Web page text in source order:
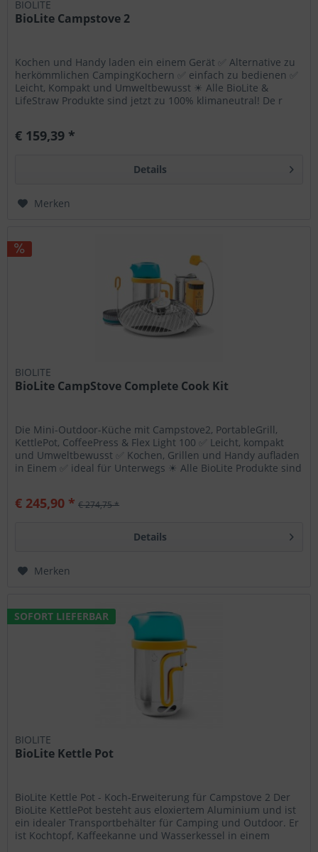
Wählen Sie nach Ihren individuellen Bedürfnissen
Technisch erforderlich
BIOLITE
BioLite Campstove 2
Kochen und Handy laden ein einem Gerät ✅ Alternative zu
herkömmlichen CampingKochern ✅ einfach zu bedienen ✅
Leicht, Kompakt und Umweltbewusst ☀ Alle BioLite &
LifeStraw Produkte sind jetzt zu 100% klimaneutral! De r
€ 159,39 *
Details
Merken
BIOLITE
BioLite CampStove Complete Cook Kit
Die Mini-Outdoor-Küche mit Campstove2, PortableGrill,
KettlePot, CoffeePress & Flex Light 100 ✅ Leicht, kompakt
und Umweltbewusst ✅ Kochen, Grillen und Handy aufladen
in Einem ✅ ideal für Unterwegs ☀ Alle BioLite Produkte sind
€ 245,90 * € 274,75 *
Details
Merken
SOFORT LIEFERBAR
BIOLITE
BioLite Kettle Pot
BioLite Kettle Pot - Koch-Erweiterung für Campstove 2 Der
BioLite KettlePot besteht aus eloxiertem Aluminium und ist
ein idealer Transportbehälter für Camping und Outdoor. Er
ist Kochtopf, Kaffeekanne und Wasserkessel in einem